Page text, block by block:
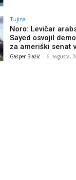
Tujina
Noro: Levičar
Sayed osvojil
za ameriški senat
Gašper Blažič - 6. avgusta,